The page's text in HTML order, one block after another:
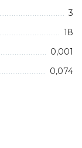
3
18
0,001
0,074